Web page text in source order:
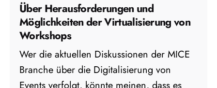
Über Herausforderungen und
Möglichkeiten der Virtualisierung von
Workshops
Wer die aktuellen Diskussionen der MICE
Branche über die Digitalisierung von